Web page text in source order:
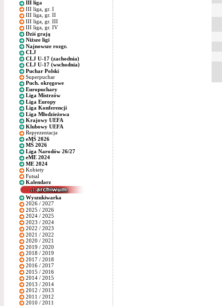
III liga
III liga, gr. I
III liga, gr. II
III liga, gr. III
III liga, gr. IV
Dziś grają
Niższe ligi
Najnowsze rozgr.
CLJ
CLJ U-17 (zachodnia)
CLJ U-17 (wschodnia)
Puchar Polski
Superpuchar
Puch. okręgowe
Europuchary
Liga Mistrzów
Liga Europy
Liga Konferencji
Liga Młodzieżowa
Krajowy UEFA
Klubowy UEFA
Reprezentacja
eMŚ 2026
MŚ 2026
Liga Narodów 26/27
eME 2024
ME 2024
Kobiety
Futsal
Kalendarz
Wyszukiwarka
2026 / 2027
2025 / 2026
2024 / 2025
2023 / 2024
2022 / 2023
2021 / 2022
2020 / 2021
2019 / 2020
2018 / 2019
2017 / 2018
2016 / 2017
2015 / 2016
2014 / 2015
2013 / 2014
2012 / 2013
2011 / 2012
2010 / 2011